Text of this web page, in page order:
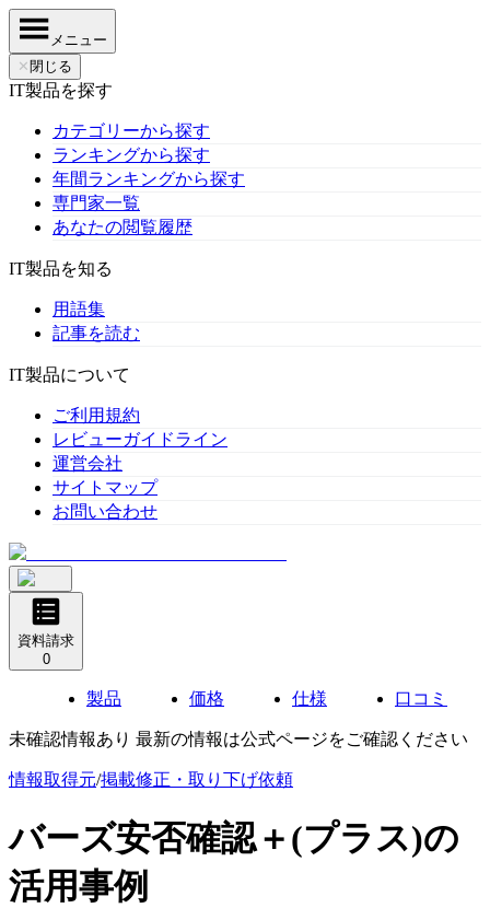
メニュー
✕ 閉じる
IT製品を探す
カテゴリーから探す
ランキングから探す
年間ランキングから探す
専門家一覧
あなたの閲覧履歴
IT製品を知る
用語集
記事を読む
IT製品について
ご利用規約
レビューガイドライン
運営会社
サイトマップ
お問い合わせ
資料請求
0
製品 価格 仕様 口コミ
未確認情報あり 最新の情報は公式ページをご確認ください
情報取得元/掲載修正・取り下げ依頼
バーズ安否確認＋(プラス)の
活用事例